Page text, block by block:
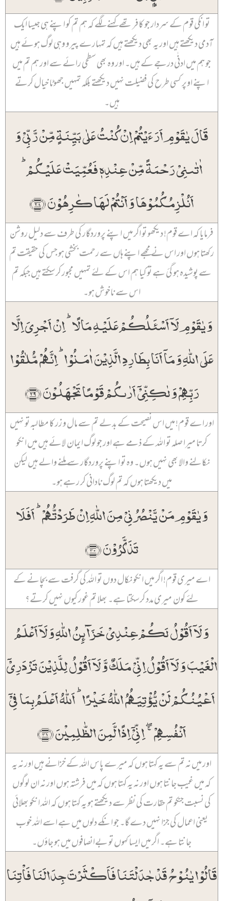
تو انکی قوم کے سردار جو کافر تھے کہنے لگے کہ ہم تم کو اپنے ہی جیسا ایک
آدمی دیکھتے ہیں اور یہ بھی دیکھتے ہیں کہ تمہارے پیرو وہی لوگ ہوئے ہیں
جو ہم میں ادنٰی درجے کے ہیں۔ اور وہ بھی سطحی رائے سے اور ہم تم میں
اپنے اوپر کسی طرح کی فضیلت نہیں دیکھتے بلکہ تمہیں جھوٹا خیال کرتے
ہیں۔
قَالَ یٰقَوۡمِ اَرَءَیۡتُمۡ اِنۡ کُنۡتُ عَلٰی بَیِّنَۃٍ مِّنۡ رَّبِّیۡ وَ
اٰتٰىنِیۡ رَحۡمَۃً مِّنۡ عِنۡدِہٖ فَعُمِّیَتۡ عَلَیۡکُمۡ ؕ
اَنُلۡزِمُکُمُوۡہَا وَ اَنۡتُمۡ لَہَا کٰرِہُوۡنَ ﴿۲۸﴾
فرمایا کہ اے قوم! دیکھو تو اگر میں اپنے پروردگار کی طرف سے دلیل روشن
رکھتا ہوں اور اس نے مجھے اپنے ہاں سے رحمت بخشی ہو جس کی حقیقت تم
سے پوشیدہ ہو گئ ہے تو کیا ہم اس کے لئے تمہیں مجبور کر سکتے ہیں جبکہ تم
اس سے ناخوش ہو۔
وَ یٰقَوۡمِ لَاۤ اَسۡئَلُکُمۡ عَلَیۡہِ مَالًا ؕ اِنۡ اَجۡرِیَ اِلَّا
عَلَی اللّٰہِ وَ مَاۤ اَنَا بِطَارِدِ الَّذِیۡنَ اٰمَنُوۡا ؕ اِنَّہُمۡ مُّلٰقُوۡا
رَبِّہِمۡ وَ لٰکِنِّیۡۤ اَرٰىکُمۡ قَوۡمًا تَجۡہَلُوۡنَ ﴿۲۹﴾
اور اے قوم! میں اس نصیحت کے بدلے تم سے مال و زر کا مطالبہ تو نہیں
کرتا میرا صلہ تو اللہ کے ذمے ہے اور جو لوگ ایمان لائے ہیں میں انکو
نکالنے والا بھی نہیں ہوں۔ وہ تو اپنے پروردگار سے ملنے والے ہیں لیکن
میں دیکھتا ہوں کہ تم لوگ نادانی کر رہے ہو۔
وَ یٰقَوۡمِ مَنۡ یَّنۡصُرُنِیۡ مِنَ اللّٰہِ اِنۡ طَرَدۡتُّہُمۡ ؕ اَفَلَا
تَذَکَّرُوۡنَ ﴿۳۰﴾
اے میری قوم! اگر میں انکو نکال دوں تو اللہ کی گرفت سے بچانے کے
لئے کون میری مدد کر سکتا ہے۔ بھلا تم غور کیوں نہیں کرتے؟
وَ لَاۤ اَقُوۡلُ لَکُمۡ عِنۡدِیۡ خَزَآئِنُ اللّٰہِ وَ لَاۤ اَعۡلَمُ
الۡغَیۡبَ وَ لَاۤ اَقُوۡلُ اِنِّیۡ مَلَکٌ وَّ لَاۤ اَقُوۡلُ لِلَّذِیۡنَ تَزۡدَرِیۡۤ
اَعۡیُنُکُمۡ لَنۡ یُّؤۡتِیَہُمُ اللّٰہُ خَیۡرًا ؕ اَللّٰہُ اَعۡلَمُ بِمَا فِیۡۤ
اَنۡفُسِہِمۡ ۚۖ اِنِّیۡۤ اِذًا لَّمِنَ الظّٰلِمِیۡنَ ﴿۳۱﴾
اور میں نہ تم سے یہ کہتا ہوں کہ میرے پاس اللہ کے خزانے ہیں اور نہ یہ
کہ میں غیب جانتا ہوں اور نہ یہ کہتا ہوں کہ میں فرشتہ ہوں اور نہ ان لوگوں
کی نسبت جنکو تم حقارت کی نظر سے دیکھتے ہو یہ کہتا ہوں کہ اللہ انکو بھلائی
یعنی اعمال کی جزا نہیں دے گا۔ جو انکے دلوں میں ہے اسے اللہ خوب
جانتا ہے۔ اگر میں ایسا کہوں تو بےانصافوں میں ہو جاؤں۔
قَالُوۡا یٰنُوۡحُ قَدۡ جٰدَلۡتَنَا فَاَکۡثَرۡتَ جِدَالَنَا فَاۡتِنَا